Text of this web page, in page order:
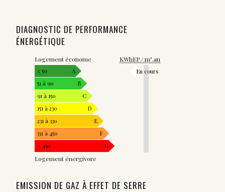
DIAGNOSTIC DE PERFORMANCE
ÉNERGÉTIQUE
Logement économe KWhEP / m².an
≤ 50
A
51 à 90
B
91 à 150
C
151 à 230
D
231 à 330
E
331 à 450
F
> 450
G
En cours
Logement énergivore
EMISSION DE GAZ À EFFET DE SERRE